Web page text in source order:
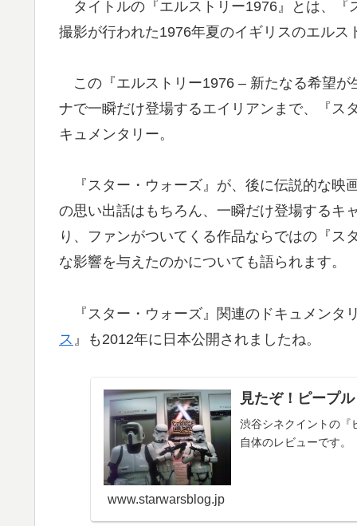
タイトルの『エルストリー1976』とは、『
撮影が行われた1976年夏のイギリスのエルス
この『エルストリー1976 – 新たなる希望が
ナで一瞬だけ登場するエイリアンまで、『ス
キュメンタリー。
『スター・ウォーズ』が、後に伝説的な映
の思い出話はもちろん、一瞬だけ登場するキ
り、ファンがついてくる作品ならではの『
な影響を与えたのかについても語られます。
『スター・ウォーズ』関連のドキュメンタ
ス 』も2012年に日本公開されましたね。
見たぞ！ピープ
渋谷シネクイントの『
自体のレビューです。
www.starwarsblog.jp